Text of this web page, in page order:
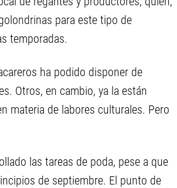
para este tipo de
temporadas.
ha podido disponer de
Otros, en cambio, ya la están
materia de labores culturales. Pero
las tareas de poda, pese a que
de septiembre. El punto de